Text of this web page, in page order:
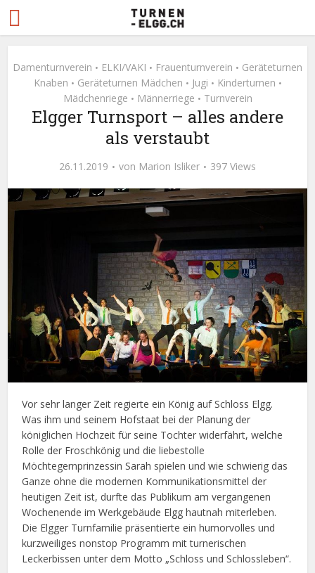
Damenturnverein • ELKI/VAKI • Frauenturnverein • Geräteturnen
Knaben • Geräteturnen Mädchen • Jugi • Kinderturnen •
Mädchenriege • Männerriege • Turnverein
Elgger Turnsport – alles andere
als verstaubt
26.11.2019 von Marion Isliker 397 Views
Vor sehr langer Zeit regierte ein König auf Schloss Elgg.
Was ihm und seinem Hofstaat bei der Planung der
königlichen Hochzeit für seine Tochter widerfährt, welche
Rolle der Froschkönig und die liebestolle
Möchtegernprinzessin Sarah spielen und wie schwierig das
Ganze ohne die modernen Kommunikationsmittel der
heutigen Zeit ist, durfte das Publikum am vergangenen
Wochenende im Werkgebäude Elgg hautnah miterleben.
Die Elgger Turnfamilie präsentierte ein humorvolles und
kurzweiliges nonstop Programm mit turnerischen
Leckerbissen unter dem Motto „Schloss und Schlossleben“.